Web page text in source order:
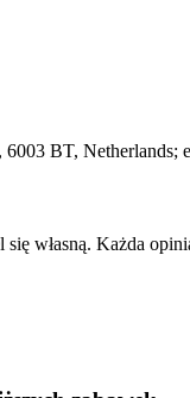
, 6003 BT, Netherlands;
własną. Każda